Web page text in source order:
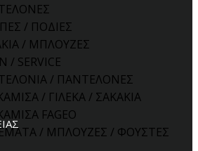
/ ΠΟΔΙΕΣ
/ ΜΠΛΟΥΖΕΣ
/ SERVICE
/ ΠΑΝΤΕΛΟΝΕΣ
/ ΓΙΛΕΚΑ / ΣΑΚΑΚΙΑ
FAGEO
/ ΜΠΛΟΥΖΕΣ / ΦΟΥΣΤΕΣ